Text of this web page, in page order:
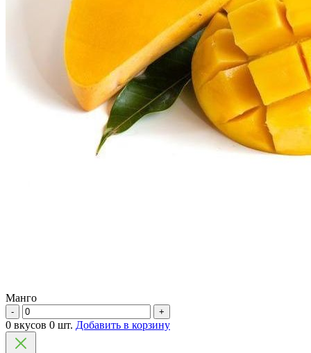
Манго
- +
0 вкусов 0 шт. Добавить в корзину